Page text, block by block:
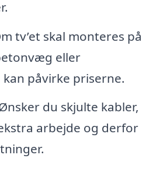
tv’et skal monteres på
eller
påvirke priserne.
du skjulte kabler,
arbejde og derfor